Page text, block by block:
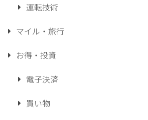
運転技術
マイル・旅行
お得・投資
電子決済
買い物